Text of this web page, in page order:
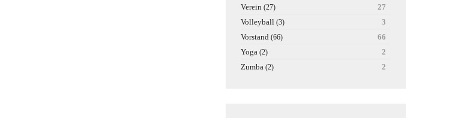
Verein (27)
27
Volleyball (3)
3
Vorstand (66)
66
Yoga (2)
2
Zumba (2) 2